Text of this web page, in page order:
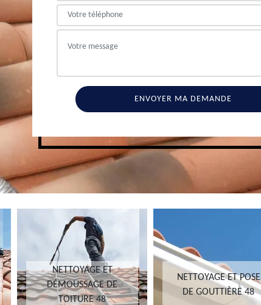
NETTOYAGE ET
DÉMOUSSAGE DE
TOITURE 48
NETTOYAGE ET POSE
DE GOUTTIÈRE 48